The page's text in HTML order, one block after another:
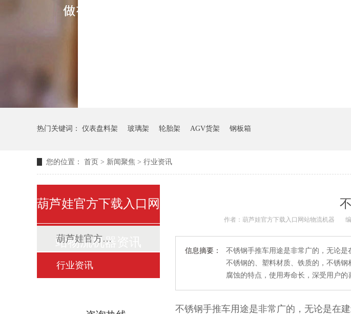
减震器料架
气瓶料架
热门关键词： 仪表盘料架 玻璃架 轮胎架 AGV货架 钢板箱
您的位置： 首页 > 新闻聚焦 > 行业资讯
作者：葫芦娃官方下载入口网站物流机器
信息摘要：
不锈钢手推车用途是非常广的，无论
不锈钢的、塑料材质、铁质的，
腐蚀的特点，使用寿命长，深受用户
不锈钢手推车用途是非常广的，无论是在建
葫芦娃官方下载入口网
站物流机器资讯
葫芦娃官方下载入口网站动态
行业资讯